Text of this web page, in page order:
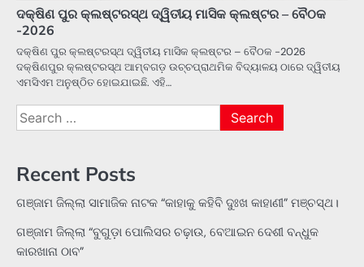
ଦକ୍ଷିଣ ପୁର କ୍ଲଷ୍ଟରସ୍ଥ ଦ୍ୱିତୀୟ ମାସିକ କ୍ଲଷ୍ଟର – ବୈଠକ
-2026
ଦକ୍ଷିଣ ପୁର କ୍ଲଷ୍ଟରସ୍ଥ ଦ୍ୱିତୀୟ ମାସିକ କ୍ଲଷ୍ଟର – ବୈଠକ -2026
ଦକ୍ଷିଣପୁର କ୍ଲଷ୍ଟରସ୍ଥ ଆମ୍ବଗଡ଼ ଉଚ୍ଚପ୍ରାଥମିକ ବିଦ୍ୟାଳୟ ଠାରେ ଦ୍ୱିତୀୟ
ଏମସିଏମ ଅନୁଷ୍ଠିତ ହୋଇଯାଇଛି. ଏହି…
Search
for:
Recent Posts
ଗଞ୍ଜାମ ଜିଲ୍ଲା ସାମାଜିକ ନାଟକ “କାହାକୁ କହିବି ଦୁଃଖ କାହାଣୀ” ମଞ୍ଚସ୍ଥ।
ଗଞ୍ଜାମ ଜିଲ୍ଲା “ବୁଗୁଡ଼ା ପୋଲିସର ଚଢ଼ାଉ, ବେଆଇନ ଦେଶୀ ବନ୍ଧୁକ
କାରଖାନା ଠାବ”